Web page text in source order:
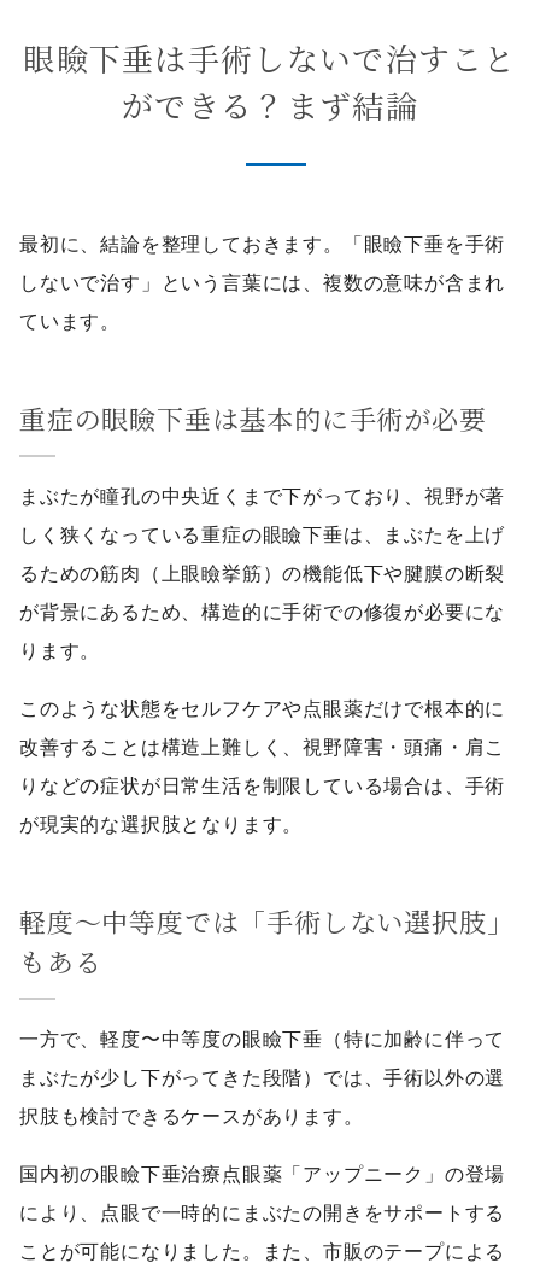
眼瞼下垂は手術しないで治すこと
ができる？まず結論
最初に、結論を整理しておきます。「眼瞼下垂を手術
しないで治す」という言葉には、複数の意味が含まれ
ています。
重症の眼瞼下垂は基本的に手術が必要
まぶたが瞳孔の中央近くまで下がっており、視野が著
しく狭くなっている重症の眼瞼下垂は、まぶたを上げ
るための筋肉（上眼瞼挙筋）の機能低下や腱膜の断裂
が背景にあるため、構造的に手術での修復が必要にな
ります。
このような状態をセルフケアや点眼薬だけで根本的に
改善することは構造上難しく、視野障害・頭痛・肩こ
りなどの症状が日常生活を制限している場合は、手術
が現実的な選択肢となります。
軽度〜中等度では「手術しない選択肢」
もある
一方で、軽度〜中等度の眼瞼下垂（特に加齢に伴って
まぶたが少し下がってきた段階）では、手術以外の選
択肢も検討できるケースがあります。
国内初の眼瞼下垂治療点眼薬「アップニーク」の登場
により、点眼で一時的にまぶたの開きをサポートする
ことが可能になりました。また、市販のテープによる